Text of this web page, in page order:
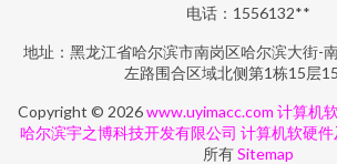
电话：1556132**
地址：黑龙江省哈尔滨市南岗区哈尔滨大街-
左路围合区域北侧第1栋15层
Copyright © 2026www.uyimacc.com 计算机
哈尔滨宇之博科技开发有限公司 计算机软硬
所有Sitemap